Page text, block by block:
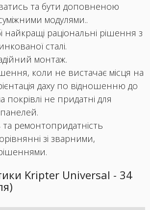
та бути доповненою
модулями..
найкращі раціональні рішення з
сталі.
монтаж.
коли не вистачає місця на
даху по відношенню до
не придатні для
та ремонтопридатність
зі зварними,
Kripter Universal - 34